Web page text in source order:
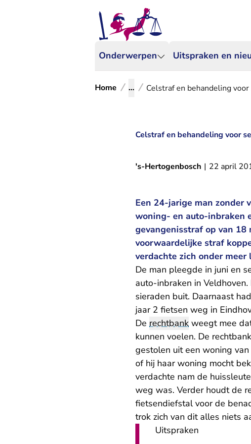
Onderwerpen Uitspraken en
Home ... Celstraf en behandeling
Celstraf en behandeling voor
's-Hertogenbosch | 22 april
Een 24-jarige man zonder
woning- en auto-inbraken
gevangenisstraf op van 18
voorwaardelijke straf
verdachte zich onder
De man pleegde in juni en
auto-inbraken in
sieraden buit. Daarnaast
jaar 2 fietsen weg in
De rechtbank weegt mee
kunnen voelen. De
gestolen uit een woning
of hij haar woning mocht
verdachte nam de
weg was. Verder houdt de
fietsendiefstal voor de
trok zich van dit alles niets
Uitspraken